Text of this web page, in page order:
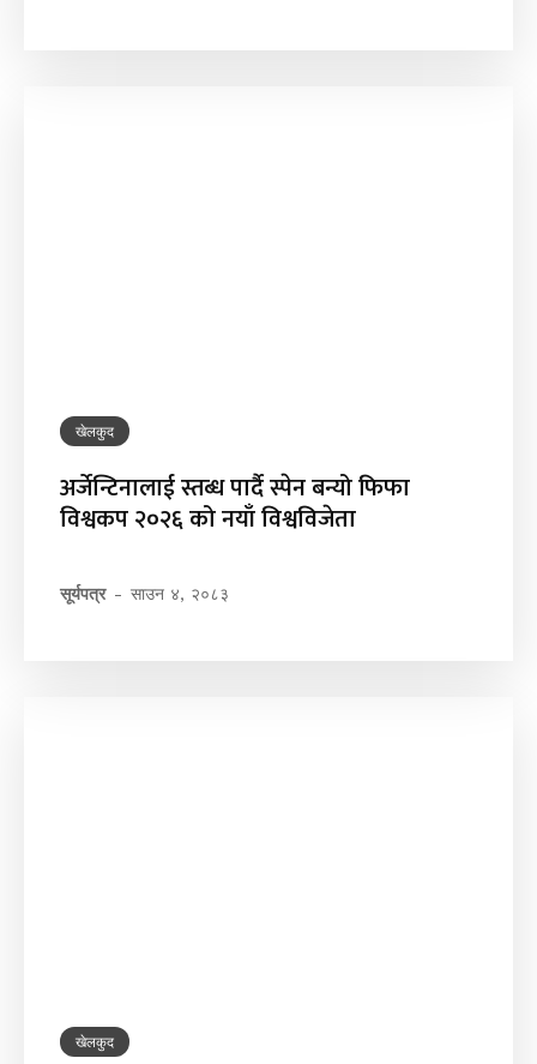
खेलकुद
अर्जेन्टिनालाई स्तब्ध पार्दै स्पेन बन्यो फिफा
विश्वकप २०२६ को नयाँ विश्वविजेता
सूर्यपत्र - साउन ४, २०८३
खेलकुद